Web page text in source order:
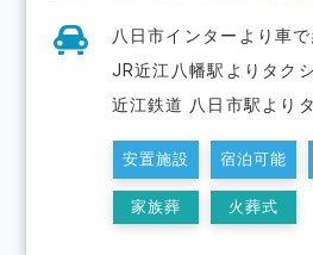
八日市インターより車で
JR近江八幡駅よりタク
近江鉄道 八日市駅より
安置施設 宿泊可能
家族葬 火葬式